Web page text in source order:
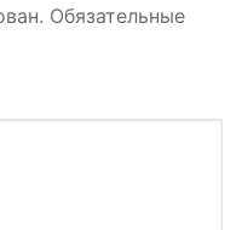
Обязательные